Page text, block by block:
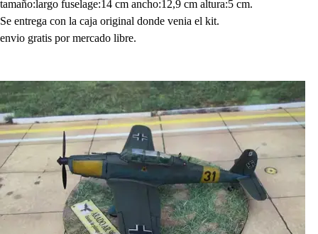
tamaño:largo fuselage:14 cm ancho:12,9 cm altura:5 cm.
Se entrega con la caja original donde venia el kit.
envio gratis por mercado libre.